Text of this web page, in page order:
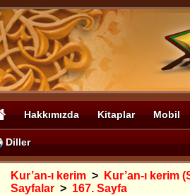
Hakkımızda Kitaplar Mobil
Diller
Kur’an-ı kerim > Kur’an-ı kerim
Sayfalar > 167. Sayfa